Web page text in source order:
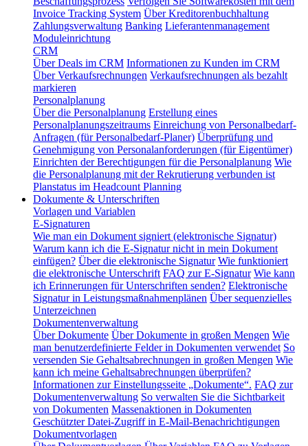
Invoice Tracking System Über Kreditorenbuchhaltung
Zahlungsverwaltung Banking Lieferantenmanagement
Moduleinrichtung
CRM
Über Deals im CRM Informationen zu Kunden im CRM
Über Verkaufsrechnungen Verkaufsrechnungen als bezahlt
markieren
Personalplanung
Über die Personalplanung Erstellung eines
Personalplanungszeitraums Einreichung von Personalbedarf-
Anfragen (für Personalbedarf-Planer) Überprüfung und
Genehmigung von Personalanforderungen (für Eigentümer)
Einrichten der Berechtigungen für die Personalplanung Wie
die Personalplanung mit der Rekrutierung verbunden ist
Planstatus im Headcount Planning
Dokumente & Unterschriften
Vorlagen und Variablen
E-Signaturen
Wie man ein Dokument signiert (elektronische Signatur)
Warum kann ich die E-Signatur nicht in mein Dokument
einfügen? Über die elektronische Signatur Wie funktioniert
die elektronische Unterschrift FAQ zur E-Signatur Wie kann
ich Erinnerungen für Unterschriften senden? Elektronische
Signatur in Leistungsmaßnahmenplänen Über sequenzielles
Unterzeichnen
Dokumentenverwaltung
Über Dokumente Über Dokumente in großen Mengen Wie
man benutzerdefinierte Felder in Dokumenten verwendet So
versenden Sie Gehaltsabrechnungen in großen Mengen Wie
kann ich meine Gehaltsabrechnungen überprüfen?
Informationen zur Einstellungsseite „Dokumente“. FAQ zur
Dokumentenverwaltung So verwalten Sie die Sichtbarkeit
von Dokumenten Massenaktionen in Dokumenten
Geschützter Datei-Zugriff in E-Mail-Benachrichtigungen
Dokumentvorlagen